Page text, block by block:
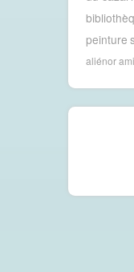
peinture
aliénor